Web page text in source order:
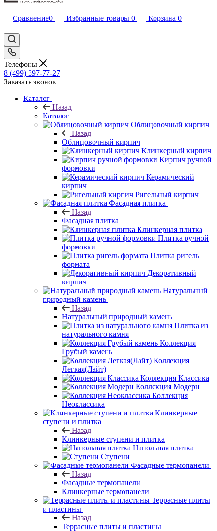
Сравнение0 Избранные товары 0 Корзина 0
Телефоны
8 (499) 397-77-27
Заказать звонок
Каталог
Назад
Каталог
Облицовочный кирпич
Назад
Облицовочный кирпич
Клинкерный кирпич
Кирпич ручной
формовки
Керамический
кирпич
Ригельный кирпич
Фасадная плитка
Назад
Фасадная плитка
Клинкерная плитка
Плитка ручной
формовки
Плитка ригель
формата
Декоративный
кирпич
Натуральный
природный камень
Назад
Натуральный природный камень
Плитка из
натурального камня
Коллекция
Грубый камень
Коллекция
Легкая(Лайт)
Коллекция Классика
Коллекция Модерн
Коллекция
Неоклассика
Клинкерные
ступени и плитка
Назад
Клинкерные ступени и плитка
Напольная плитка
Ступени
Фасадные термопанели
Назад
Фасадные термопанели
Клинкерные термопанели
Террасные плиты
и пластины
Назад
Террасные плиты и пластины